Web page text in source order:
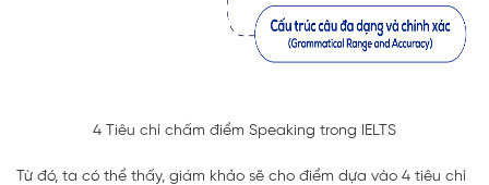
4 Tiêu chí chấm điểm Speaking trong IELTS
Từ đó, ta có thể thấy, giám khảo sẽ cho điểm dựa vào 4 tiêu chí